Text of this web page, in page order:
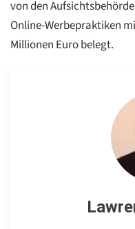
von den
Online-Werbepraktiken
Millionen Euro belegt.